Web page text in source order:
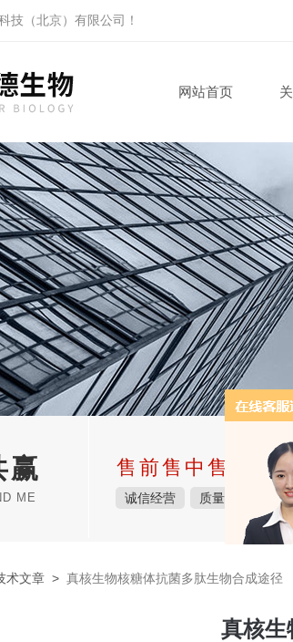
技（北京）有限公司 ！
网站首页
赢
ME
售前售中售后完
诚信经营 质量保障 价
术文章 > ​​真核生物核糖体抗菌多肽生物合成途径​
真核生